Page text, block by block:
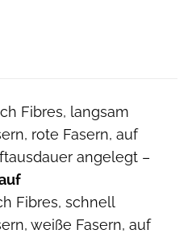
Fibres, langsam
rote Fasern, auf
angelegt –
Fibres, schnell
weiße Fasern, auf